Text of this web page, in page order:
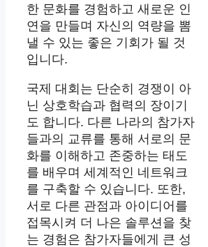
한 문화를 경험하고 새로운 인
연을 만들며 자신의 역량을 뽐
낼 수 있는 좋은 기회가 될 것
입니다.
국제 대회는 단순히 경쟁이 아
닌 상호학습과 협력의 장이기
도 합니다. 다른 나라의 참가자
들과의 교류를 통해 서로의 문
화를 이해하고 존중하는 태도
를 배우며 세계적인 네트워크
를 구축할 수 있습니다. 또한,
서로 다른 관점과 아이디어를
접목시켜 더 나은 솔루션을 찾
는 경험은 참가자들에게 큰 성